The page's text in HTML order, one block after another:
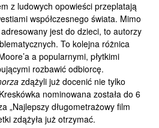
z ludowych opowieści przeplatają
współczesnego świata. Mimo
jest do dzieci, to autorzy
To kolejna różnica
a popularnymi, płytkimi
rozbawić odbiorcę.
zdążyli już docenić nie tylko
nominowana została do 6
„Najlepszy długometrażowy film
zdążyła już otrzymać.